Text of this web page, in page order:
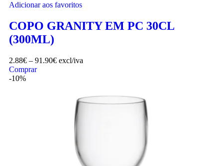
Adicionar aos favoritos
COPO GRANITY EM PC 30CL
(300ML)
2.88€ – 91.90€ excl/iva
Comprar
-10%